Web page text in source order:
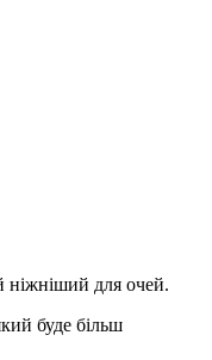
ніжніший для очей.
буде більш